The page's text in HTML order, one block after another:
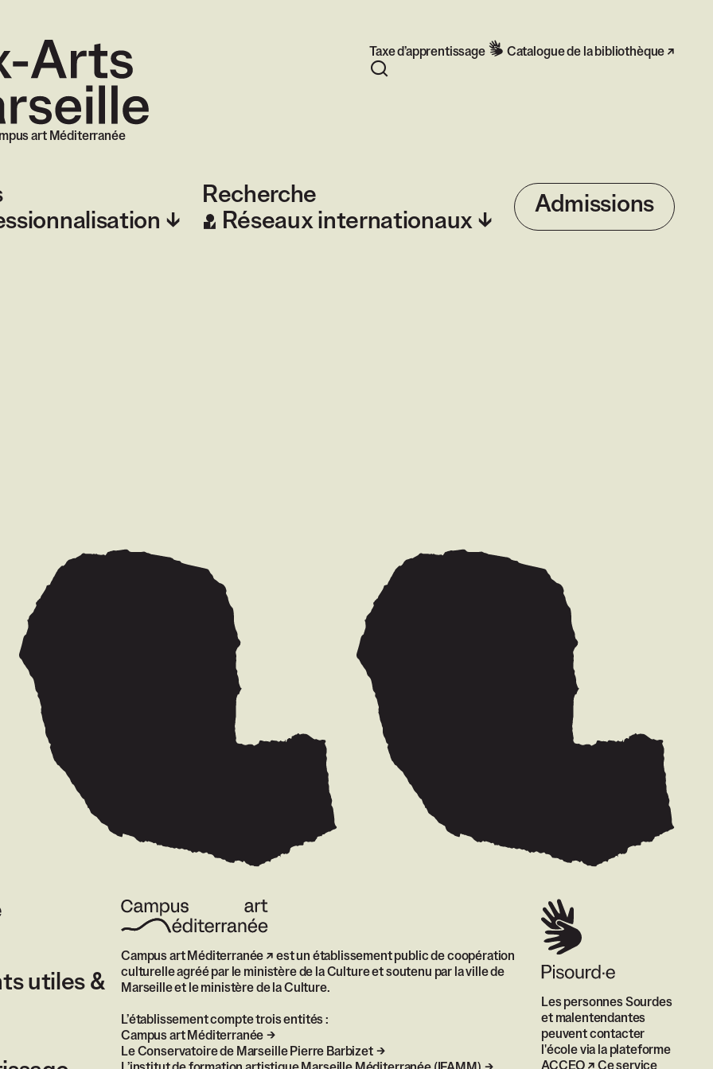
Taxe d’apprentissage
Catalogue de la bibliothèque
Rechercher
art Méditerranée
Recherche
Réseaux internationaux
Admissions
utiles &
Campus art Méditerranée
est un établissement public de coopération
culturelle agréé par le ministère de la Culture et soutenu par la ville de
Marseille et le ministère de la Culture.
L’établissement compte trois entités :
Campus art Méditerranée
Le Conservatoire de Marseille Pierre Barbizet
Les personnes Sourdes
et malentendantes
peuvent contacter
l'école via la plateforme
ACCEO
Ce service